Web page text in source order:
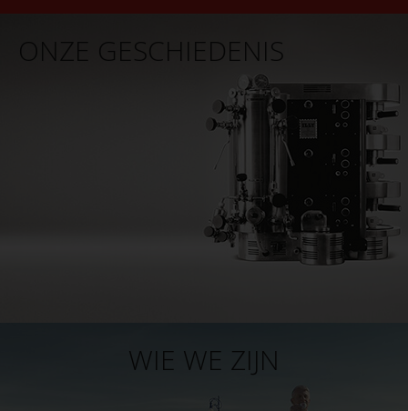
ONZE GESCHIEDENIS
WIE WE ZIJN